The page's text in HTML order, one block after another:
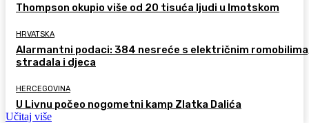
Thompson okupio više od 20 tisuća ljudi u Imotskom
HRVATSKA
Alarmantni podaci: 384 nesreće s električnim
stradala i djeca
HERCEGOVINA
U Livnu počeo nogometni kamp Zlatka Dalića
Učitaj više